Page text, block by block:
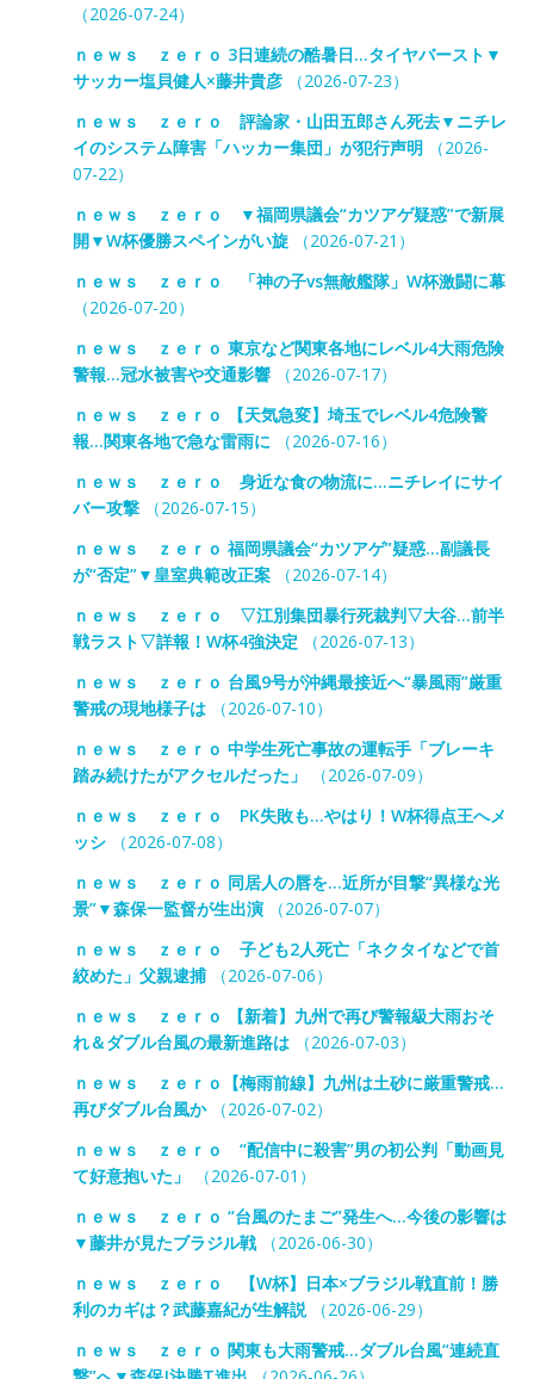
（2026-07-24）
ｎｅｗｓ ｚｅｒｏ 3日連続の酷暑日…タイヤバースト▼
サッカー塩貝健人×藤井貴彦（2026-07-23）
ｎｅｗｓ ｚｅｒｏ 評論家・山田五郎さん死去▼ニチレ
イのシステム障害「ハッカー集団」が犯行声明（2026-
07-22）
ｎｅｗｓ ｚｅｒｏ ▼福岡県議会“カツアゲ疑惑”で新展
開▼W杯優勝スペインがい旋（2026-07-21）
ｎｅｗｓ ｚｅｒｏ 「神の子vs無敵艦隊」W杯激闘に幕
（2026-07-20）
ｎｅｗｓ ｚｅｒｏ 東京など関東各地にレベル4大雨危険
警報…冠水被害や交通影響（2026-07-17）
ｎｅｗｓ ｚｅｒｏ 【天気急変】埼玉でレベル4危険警
報…関東各地で急な雷雨に （2026-07-16）
ｎｅｗｓ ｚｅｒｏ 身近な食の物流に…ニチレイにサイ
バー攻撃（2026-07-15）
ｎｅｗｓ ｚｅｒｏ 福岡県議会“カツアゲ”疑惑…副議長
が“否定”▼皇室典範改正案（2026-07-14）
ｎｅｗｓ ｚｅｒｏ ▽江別集団暴行死裁判▽大谷…前半
戦ラスト▽詳報！W杯4強決定 （2026-07-13）
ｎｅｗｓ ｚｅｒｏ 台風9号が沖縄最接近へ“暴風雨”厳重
警戒の現地様子は（2026-07-10）
ｎｅｗｓ ｚｅｒｏ 中学生死亡事故の運転手「ブレーキ
踏み続けたがアクセルだった」
（2026-07-09）
ｎｅｗｓ ｚｅｒｏ PK失敗も…やはり！W杯得点王へメ
ッシ（2026-07-08）
ｎｅｗｓ ｚｅｒｏ 同居人の唇を…近所が目撃“異様な光
景”▼森保一監督が生出演（2026-07-07）
ｎｅｗｓ ｚｅｒｏ 子ども2人死亡「ネクタイなどで首
絞めた」父親逮捕（2026-07-06）
ｎｅｗｓ ｚｅｒｏ 【新着】九州で再び警報級大雨おそ
れ＆ダブル台風の最新進路は（2026-07-03）
ｎｅｗｓ ｚｅｒｏ【梅雨前線】九州は土砂に厳重警戒…
再びダブル台風か（2026-07-02）
ｎｅｗｓ ｚｅｒｏ “配信中に殺害”男の初公判「動画見
て好意抱いた」
（2026-07-01）
ｎｅｗｓ ｚｅｒｏ “台風のたまご”発生へ…今後の影響は
▼藤井が見たブラジル戦（2026-06-30）
ｎｅｗｓ ｚｅｒｏ 【W杯】日本×ブラジル戦直前！勝
利のカギは？武藤嘉紀が生解説（2026-06-29）
ｎｅｗｓ ｚｅｒｏ 関東も大雨警戒…ダブル台風“連続直